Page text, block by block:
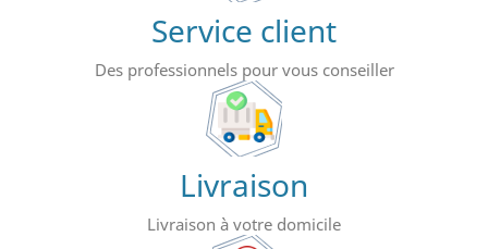
Service client
Des professionnels pour vous conseiller
Livraison
Livraison à votre domicile